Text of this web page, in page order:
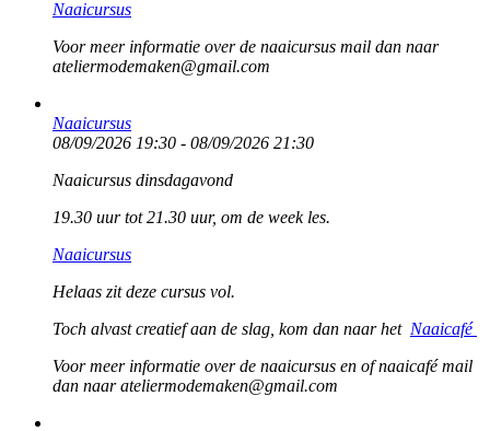
Naaicursus
Voor meer informatie over de naaicursus mail dan naar
ateliermodemaken@gmail.com
Naaicursus
08/09/2026 19:30 - 08/09/2026 21:30
Naaicursus dinsdagavond
19.30 uur tot 21.30 uur, om de week les.
Naaicursus
Helaas zit deze cursus vol.
Toch alvast creatief aan de slag, kom dan naar het Naaicafé
Voor meer informatie over de naaicursus en of naaicafé mail
dan naar ateliermodemaken@gmail.com